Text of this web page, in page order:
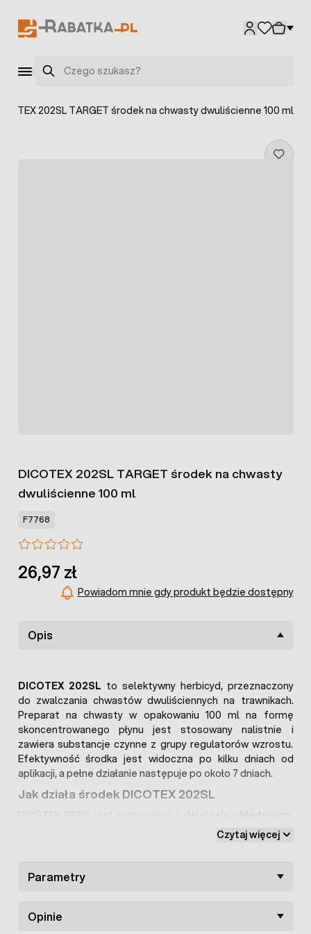
Szukaj
202SL TARGET środek na chwasty dwuliścienne 100 ml
DICOTEX 202SL TARGET środek na chwasty
dwuliścienne 100 ml
F7768
26,97 zł
Powiadom mnie gdy produkt będzie dostępny
Opis
DICOTEX 202SL to selektywny herbicyd, przeznaczony
do zwalczania chwastów dwuliściennych na trawnikach.
Preparat na chwasty w opakowaniu 100 ml na formę
skoncentrowanego płynu jest stosowany nalistnie i
zawiera substancje czynne z grupy regulatorów wzrostu.
Efektywność środka jest widoczna po kilku dniach od
aplikacji, a pełne działanie następuje po około 7 dniach.
Jak działa środek DICOTEX 202SL
Preparat wnika do rośliny i krąży razem z sokami
rozprowadzając substancję czynną po całej roślinie.
202SL
MCPA (związek z grupy fenoksykwasów) – 70 g/l (6,59%);
Czytaj więcej
Parametry
Opinie